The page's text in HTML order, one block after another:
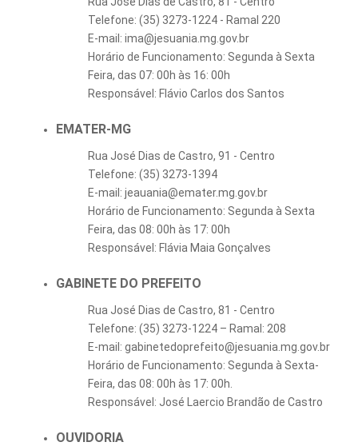
Telefone: (35) 3273-1224 - Ramal 220
E-mail: ima@jesuania.mg.gov.br
Horário de Funcionamento: Segunda à Sexta
Feira, das 07: 00h às 16: 00h
Responsável: Flávio Carlos dos Santos
EMATER-MG
Rua José Dias de Castro, 91 - Centro
Telefone: (35) 3273-1394
E-mail: jeauania@emater.mg.gov.br
Horário de Funcionamento: Segunda à Sexta
Feira, das 08: 00h às 17: 00h
Responsável: Flávia Maia Gonçalves
GABINETE DO PREFEITO
Rua José Dias de Castro, 81 - Centro
Telefone: (35) 3273-1224 – Ramal: 208
E-mail: gabinetedoprefeito@jesuania.mg.gov.br
Horário de Funcionamento: Segunda à Sexta-
Feira, das 08: 00h às 17: 00h.
Responsável: José Laercio Brandão de Castro
OUVIDORIA